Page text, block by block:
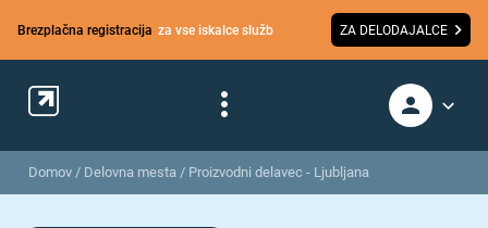
Brezplačna registracija za vse iskalce služb ZA DELODAJALCE
Domov / Delovna mesta / Proizvodni delavec - Ljubljana